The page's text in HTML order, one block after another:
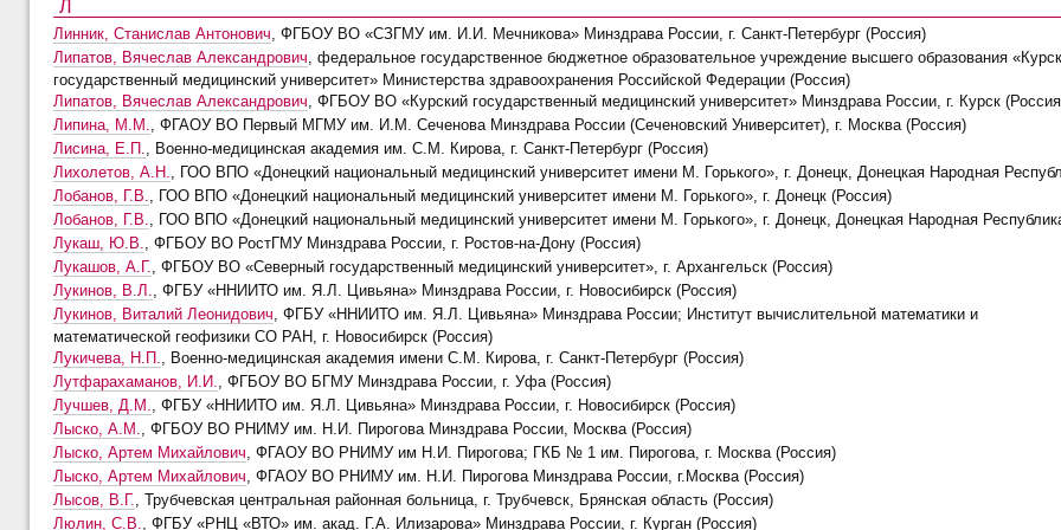
Л
Линник, Станислав Антонович, ФГБОУ ВО «СЗГМУ им. И.И. Мечникова» Минздрава России, г. Санкт-Петербург (Россия)
Липатов, Вячеслав Александрович, федеральное государственное бюджетное образовательное учреждение высшего образования
государственный медицинский университет» Министерства здравоохранения Российской Федерации (Россия)
Липатов, Вячеслав Александрович, ФГБОУ ВО «Курский государственный медицинский университет» Минздрава России, г. Курск
Липина, М.М., ФГАОУ ВО Первый МГМУ им. И.М. Сеченова Минздрава России (Сеченовский Университет), г. Москва (Россия)
Лисина, Е.П., Военно-медицинская академия им. С.М. Кирова, г. Санкт-Петербург (Россия)
Лихолетов, А.Н., ГОО ВПО «Донецкий национальный медицинский университет имени М. Горького», г. Донецк, Донецкая Народная
Лобанов, Г.В., ГОО ВПО «Донецкий национальный медицинский университет имени М. Горького», г. Донецк (Россия)
Лобанов, Г.В., ГОО ВПО «Донецкий национальный медицинский университет имени М. Горького», г. Донецк, Донецкая Народная
Лукаш, Ю.В., ФГБОУ ВО РостГМУ Минздрава России, г. Ростов-на-Дону (Россия)
Лукашов, А.Г., ФГБОУ ВО «Северный государственный медицинский университет», г. Архангельск (Россия)
Лукинов, В.Л., ФГБУ «ННИИТО им. Я.Л. Цивьяна» Минздрава России, г. Новосибирск (Россия)
Лукинов, Виталий Леонидович, ФГБУ «ННИИТО им. Я.Л. Цивьяна» Минздрава России; Институт вычислительной математики и
математической геофизики СО РАН, г. Новосибирск (Россия)
Лукичева, Н.П., Военно-медицинская академия имени С.М. Кирова, г. Санкт-Петербург (Россия)
Лутфарахаманов, И.И., ФГБОУ ВО БГМУ Минздрава России, г. Уфа (Россия)
Лучшев, Д.М., ФГБУ «ННИИТО им. Я.Л. Цивьяна» Минздрава России, г. Новосибирск (Россия)
Лыско, А.М., ФГБОУ ВО РНИМУ им. Н.И. Пирогова Минздрава России, Москва (Россия)
Лыско, Артем Михайлович, ФГАОУ ВО РНИМУ им Н.И. Пирогова; ГКБ № 1 им. Пирогова, г. Москва (Россия)
Лыско, Артем Михайлович, ФГАОУ ВО РНИМУ им. Н.И. Пирогова Минздрава России, г.Москва (Россия)
Лысов, В.Г., Трубчевская центральная районная больница, г. Трубчевск, Брянская область (Россия)
Люлин, С.В., ФГБУ «РНЦ «ВТО» им. акад. Г.А. Илизарова» Минздрава России, г. Курган (Россия)